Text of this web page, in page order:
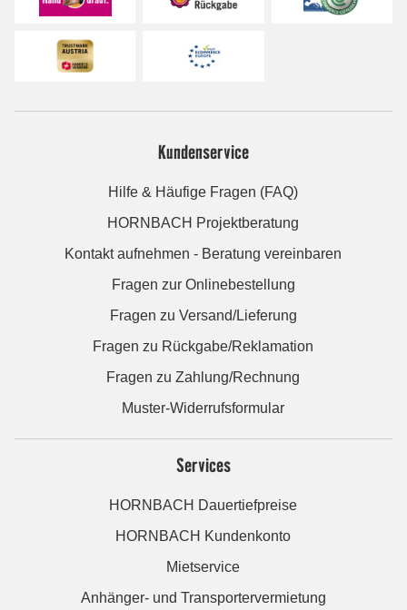
Kundenservice
Hilfe & Häufige Fragen (FAQ)
HORNBACH Projektberatung
Kontakt aufnehmen - Beratung vereinbaren
Fragen zur Onlinebestellung
Fragen zu Versand/Lieferung
Fragen zu Rückgabe/Reklamation
Fragen zu Zahlung/Rechnung
Muster-Widerrufsformular
Services
HORNBACH Dauertiefpreise
HORNBACH Kundenkonto
Mietservice
Anhänger- und Transportervermietung